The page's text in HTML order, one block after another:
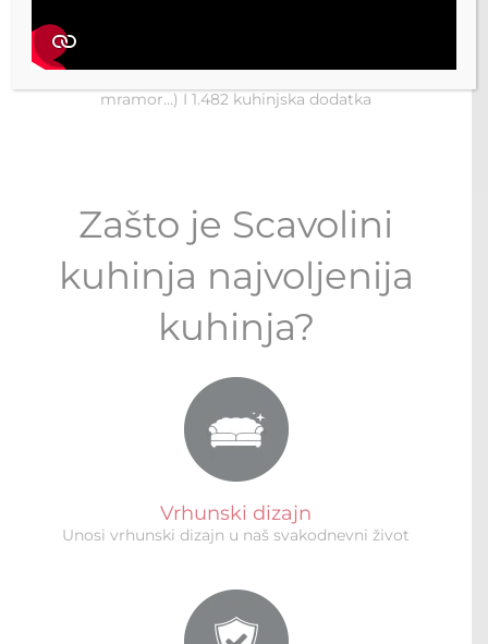
Izbor radnih ploča i kuhinjskih dodataka
mramor…) I 1.482 kuhinjska dodatka
Zašto je Scavolini
kuhinja najvoljenija
kuhinja?
Vrhunski dizajn
Unosi vrhunski dizajn u naš svakodnevni život